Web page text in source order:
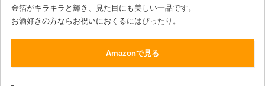
金箔がキラキラと輝き、見た目にも美しい一品です。
お酒好きの方ならお祝いにおくるにはぴったり。
Amazonで見る